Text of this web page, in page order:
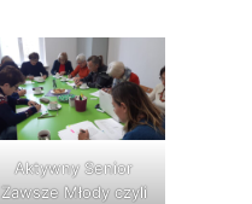
Aktywny Senior
Zawsze Młody czyli